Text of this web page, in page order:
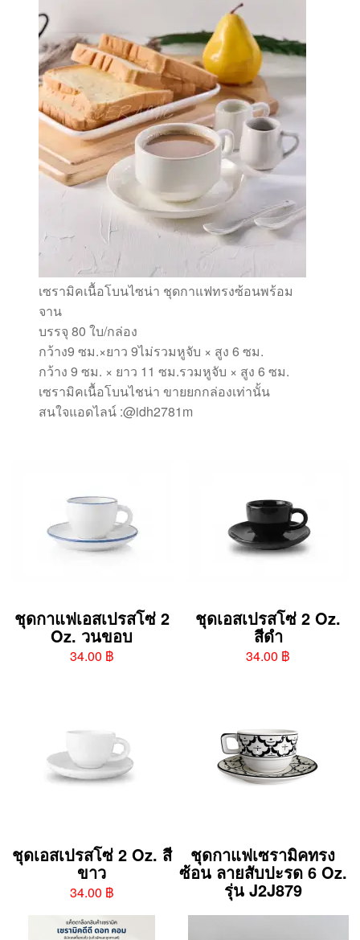
เซรามิคเนื้อโบนไซน่า ชุดกาแฟทรงซ้อนพร้อม
จาน
บรรจุ 80 ใบ/กล่อง
กว้าง9 ซม.×ยาว 9ไม่รวมหูจับ × สูง 6 ซม.
กว้าง 9 ซม. × ยาว 11 ซม.รวมหูจับ × สูง 6 ซม.
เซรามิคเนื้อโบนไชน่า ขายยกกล่องเท่านั้น
สนใจแอดไลน์ :@idh2781m
ชุดกาแฟเอสเปรสโซ่ 2
Oz. วนขอบ
34.00 ฿
ชุดเอสเปรสโซ่ 2 Oz.
สีดำ
34.00 ฿
ชุดเอสเปรสโซ่ 2 Oz. สี
ขาว
34.00 ฿
ชุดกาแฟเซรามิคทรง
ซ้อน ลายสับปะรด 6 Oz.
รุ่น J2J879